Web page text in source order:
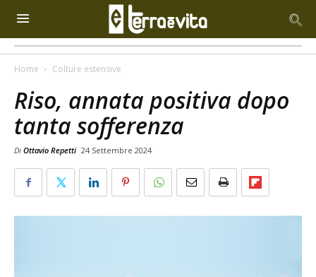
Home Colture estensive
Riso, annata positiva dopo
tanta sofferenza
Di Ottavio Repetti 24 Settembre 2024